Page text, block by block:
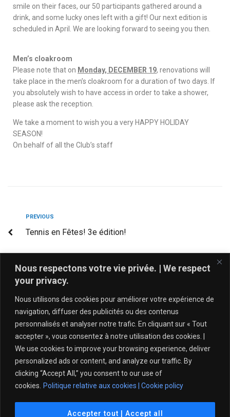
Nous respectons votre vie privée. | We respect
your privacy.
Nous utilisons des cookies pour améliorer votre expérience de
navigation, diffuser des publicités ou des contenus
personnalisés et analyser notre trafic. En cliquant sur « Tout
accepter », vous consentez à notre utilisation des cookies. |
We use cookies to improve your browsing experience, deliver
personalized ads or content, and analyze our traffic. By
clicking “Accept All,” you consent to our use of
cookies. Politique relative aux cookies | Cookie policy
Accepter tout | Accept all
smile on their faces, our 50 participants gathered around a
drink, and some lucky ones left with a gift! Our next edition is
scheduled in April. We are looking forward to seeing you then.
Men’s cloakroom
Please note that on Monday, DECEMBER 19, renovations will
take place in the men’s cloakroom for a duration of two days. If
you absolutely wish to have access in order to take a shower,
please ask the reception.
We take a moment to wish you a very HAPPY HOLIDAY
SEASON!
On behalf of all the Club’s staff
PREVIOUS
Tennis en Fêtes! 3e édition!
Retour sur les Championnats Québécois U18
Politique de protection de l’intégrité – Tennis Québec